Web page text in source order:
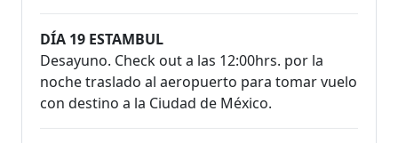
DÍA 19 ESTAMBUL
Desayuno. Check out a las 12:00hrs. por la
noche traslado al aeropuerto para tomar vuelo
con destino a la Ciudad de México.